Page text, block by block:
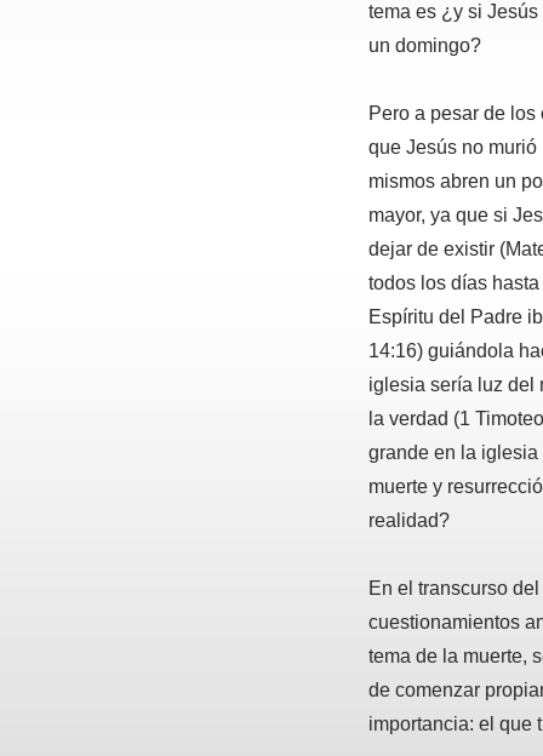
tema es ¿y si
un domingo?
Pero a pesar de
que Jesús no
mismos abren un
mayor, ya que si
dejar de existir
todos los días
Espíritu del Padre
14:16) guiándola
iglesia sería luz del
la verdad (1
grande en la
muerte y
realidad?
En el transcurso
cuestionamientos
tema de la muerte,
de comenzar
importancia: el que